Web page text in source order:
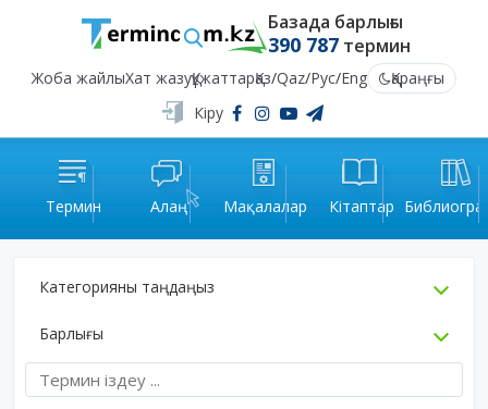
Базада барлығы
390 787термин
Жоба жайлыХат жазуҚұжаттарҚаз/Qaz/Рус/Eng
Қараңғы
Кіру
Термин Алаң Мақалалар Кітаптар
Категорияны таңдаңыз
Барлығы